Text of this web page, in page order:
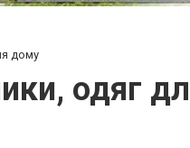
дому
одяг